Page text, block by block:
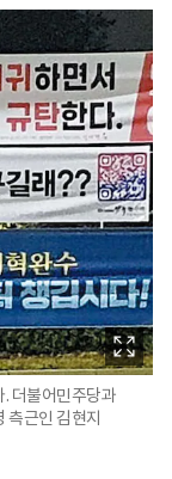
더불어민주당과
측근인 김현지